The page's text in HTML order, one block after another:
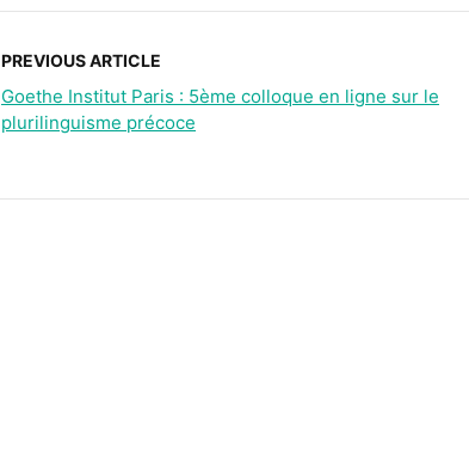
PREVIOUS ARTICLE
Goethe Institut Paris : 5ème colloque en ligne sur le
plurilinguisme précoce